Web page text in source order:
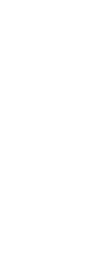
喚起・申込停止)な
連情報を集計し、図